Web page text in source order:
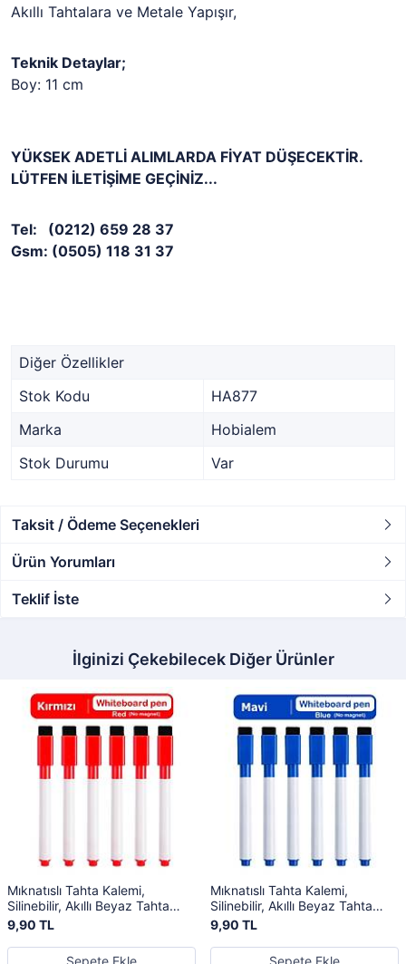
Akıllı Tahtalara ve Metale Yapışır,
Teknik Detaylar;
Boy: 11 cm
YÜKSEK ADETLİ ALIMLARDA FİYAT DÜŞECEKTİR.
LÜTFEN İLETİŞİME GEÇİNİZ...
Tel: (0212) 659 28 37
Gsm: (0505) 118 31 37
Diğer Özellikler
Stok Kodu
HA877
Marka
Hobialem
Stok Durumu
Var
Taksit / Ödeme Seçenekleri
Ürün Yorumları
Teklif İste
İlginizi Çekebilecek Diğer Ürünler
Mıknatıslı Tahta Kalemi,
Silinebilir, Akıllı Beyaz Tahta
Kalemi, Kırmızı Renk
9,90 TL
Sepete Ekle
Mıknatıslı Tahta Kalemi,
Silinebilir, Akıllı Beyaz Tahta
Kalemi, Mavi Renk
9,90 TL
Sepete Ekle